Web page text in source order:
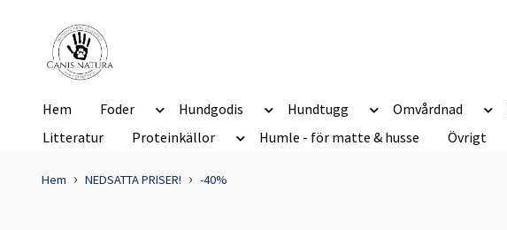
Hem Foder Hundgodis Hundtugg Omvårdnad
Litteratur
Proteinkällor Humle - för matte & husse Övrigt
Hem NEDSATTA PRISER! -40%